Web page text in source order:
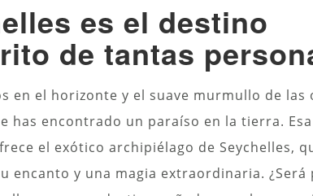
es el destino
de tantas
en el horizonte y el suave murmullo de las
has encontrado un paraíso en la tierra. Esa
el exótico archipiélago de Seychelles,
encanto y una magia extraordinaria. ¿Será